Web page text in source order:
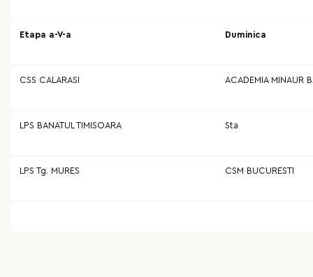
Etapa a-V-a Duminica
CSS CALARASI ACADEMIA MINAUR
LPS BANATUL TIMISOARA Sta
LPS Tg. MURES CSM BUCURESTI